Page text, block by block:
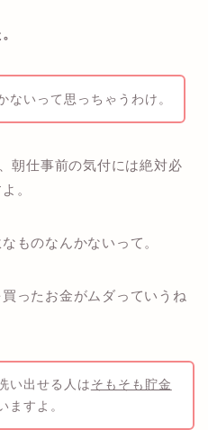
ないって思っちゃうわけ。
朝仕事前の気付には絶対必
。
ものなんかないって。
ったお金がムダっていうね
い出せる人はそもそも貯金
ますよ。